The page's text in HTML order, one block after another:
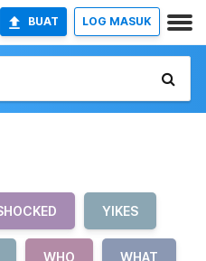
BUAT LOG MASUK
YIKES
WHO WHAT